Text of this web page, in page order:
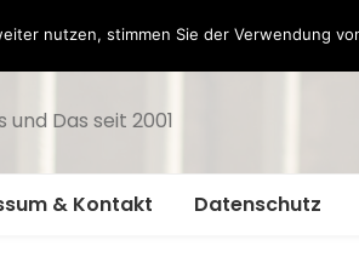
und Das seit 2001
& Kontakt Datenschutz
nutzen, stimmen Sie der Verwendung